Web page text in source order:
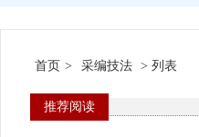
首页 > 采编技法 > 列表
推荐阅读